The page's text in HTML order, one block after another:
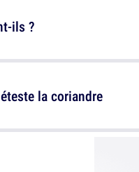
ils ?
Août
la coriandre